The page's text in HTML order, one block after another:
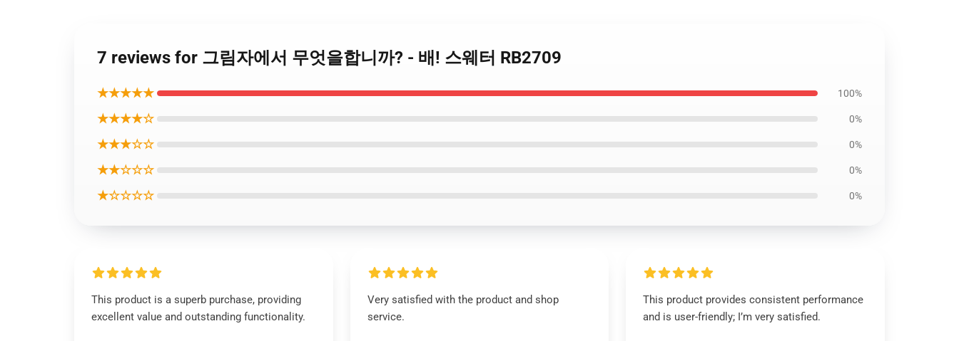
7 reviews for 그림자에서 무엇을합니까? - 배! 스웨터 RB2709
★★★★★ 100%
★★★★☆ 0%
★★★☆☆ 0%
★★☆☆☆ 0%
★☆☆☆☆ 0%
This product is a superb purchase, providing
excellent value and outstanding functionality.
Very satisfied with the product and shop
service.
This product provides consistent performance
and is user-friendly; I’m very satisfied.